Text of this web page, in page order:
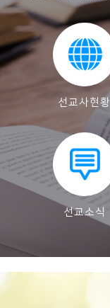
선교사현황
선교소식